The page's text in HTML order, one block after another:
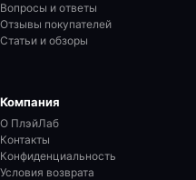
Вопросы и ответы
Отзывы покупателей
Статьи и обзоры
Компания
О ПлэйЛаб
Контакты
Конфиденциальность
Условия возврата